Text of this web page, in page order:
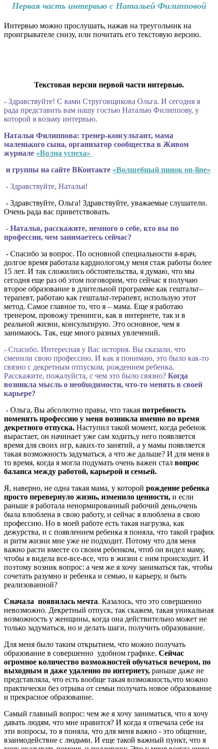
Первая часть интервью с Натальей Филипповой
Интервью можно прослушать, нажав на треугольник на
проигрывателе снизу, или почитать его текстовую версию.
Текстовая версия первой части интервью.
- Здравствуйте! С вами Струговщикова Ольга. И сегодня я
рада представить вам нашу гостью Наталью Филиппову, у
которой я возьму интервью.
Наталья Филиппова: тренер-консультант, мама
маленького сына, организатор сообщества в Живом
журнале «Волна успеха»
и группы на сайте ВКонтакте «Волшебный пинок on-line»
- Здравствуйте, Наталья!
- Здравствуйте, Ольга! Здравствуйте, уважаемые слушатели.
Очень рада вас приветствовать.
- Наталья, расскажите, немного о себе, кто вы по
профессии, чем занимаетесь сейчас?
- Спасибо за вопрос. По основной специальности я-врач,
долгое время работала кардиологом,у меня стаж работы более
15 лет. И так сложились обстоятельства, я думаю, что мы
сегодня еще раз об этом поговорим, что сейчас я получаю
второе образование в длительной программе как гештальт–
терапевт, работаю как гештальт-терапевт, использую этот
метод. Самое главное то, что я – мама. Еще я работаю
тренером, провожу тренинги, как в интернете, так и в
реальной жизни, консультирую. Это основное, чем я
занимаюсь. Так, еще много разных увлечений.
- Спасибо. Интересная у Вас история. Вы сказали, что
сменили свою профессию. И как я понимаю, это было как-то
связно с декретным отпуском, рождением ребенка.
Расскажите, пожалуйста, с чем это было связно? Когда
возникла мысль о необходимости, что-то менять в своей
карьере?
- Ольга, Вы абсолютно правы, что такая потребность
поменять профессию у меня возникла именно во время
декретного отпуска. Наступил такой момент, когда ребенок
вырастает, он начинает уже сам ходить,у него появляется
время для своих игр, каких-то занятий, а у мамы появляется
такая возможность задуматься, а что же дальше? И для меня в
то время, когда я могла подумать очень важен стал вопрос
баланса между работой, карьерой и семьей.
Я, наверно, не одна такая мама, у которой рождение ребенка
просто перевернуло жизнь, изменило ценности, и если
раньше я работала ненормированный рабочий день,очень
была влюблена в свою работу, и сейчас я влюблена в свою
профессию. Но в моей работе есть такая нагрузка, как
дежурства, и с появлением ребенка я поняла, что такой график
и ритм жизни мне уже не подходит. Потому что для меня
важно расти вместе со своим ребенком, чтоб он видел маму,
чтобы я видела все-все-все, что в жизни с ним происходит. И
поэтому возник вопрос: а чем же я хочу заниматься так, чтобы
сочетать разумно и ребенка и семью, и карьеру, и быть
реализованной?
Сначала появилась мечта. Казалось, что это совершенно
невозможно. Декретный отпуск, так скажем, такая уникальная
возможность у женщины, когда она действительно может не
только задуматься, но и делать шаги, получить образование.
Для меня было таким открытием, что можно получать
образование в совершенно удобном графике. Сейчас
огромное количество возможностей обучаться вечером, по
выходным и даже удаленно по интернету, раньше даже не
представляла, что есть вообще такая возможность,что можно
практически без отрыва от семьи получать новое образование
и прекрасное образование.
Самый главный вопрос: чем же я хочу заниматься, что я хочу
давать людям, что мне нравится? И когда я отвечала себе на
эти вопросы, то я поняла, что для меня важно - это общение,
взаимодействие с людьми. И еще такой важный пункт, что я